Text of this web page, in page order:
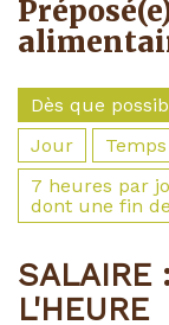
Dès que
Jour
7 heures par
dont une fin
SALAIRE
L'HEURE